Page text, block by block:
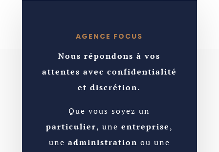
AGENCE FOCUS
Nous répondons à vos
attentes avec confidentialité
et discrétion.
Que vous soyez un
particulier, une entreprise,
une administration ou une